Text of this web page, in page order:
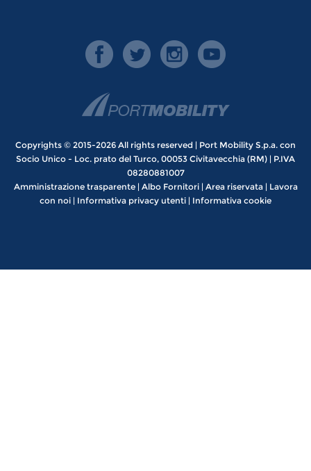
Copyrights © 2015-2026 All rights reserved | Port Mobility S.p.a. con
Socio Unico - Loc. prato del Turco, 00053 Civitavecchia (RM) | P.IVA
08280881007
Amministrazione trasparente| Albo Fornitori| Area riservata| Lavora
con noi | Informativa privacy utenti | Informativa cookie